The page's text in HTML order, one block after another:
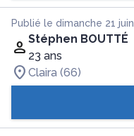
Publié le dimanche 21
Stéphen BOUTTÉ
23 ans
Claira (66)